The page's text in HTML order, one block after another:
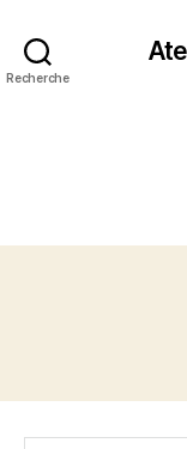
Recherche